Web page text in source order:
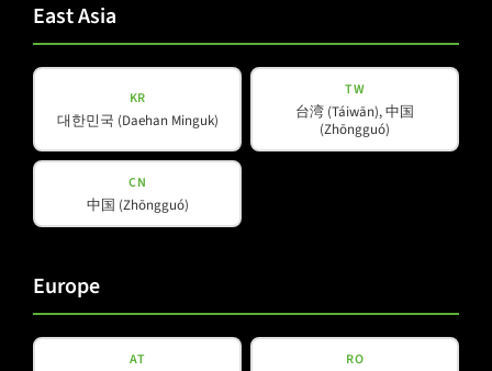
COX-Line
K-Line
L-Line
SMX-Line
V-Line
East Asia
KR
대한민국 (Daehan Minguk)
TW
台湾 (Táiwān), 中国
(Zhōngguó)
CN
中国 (Zhōngguó)
Europe
AT RO